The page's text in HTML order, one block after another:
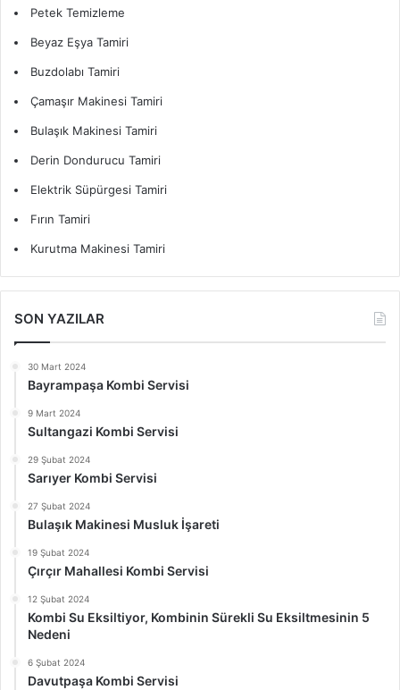
Petek Temizleme
Beyaz Eşya Tamiri
Buzdolabı Tamiri
Çamaşır Makinesi Tamiri
Bulaşık Makinesi Tamiri
Derin Dondurucu Tamiri
Elektrik Süpürgesi Tamiri
Fırın Tamiri
Kurutma Makinesi Tamiri
SON YAZILAR
30 Mart 2024
Bayrampaşa Kombi Servisi
9 Mart 2024
Sultangazi Kombi Servisi
29 Şubat 2024
Sarıyer Kombi Servisi
27 Şubat 2024
Bulaşık Makinesi Musluk İşareti
19 Şubat 2024
Çırçır Mahallesi Kombi Servisi
12 Şubat 2024
Kombi Su Eksiltiyor, Kombinin Sürekli Su Eksiltmesinin 5
Nedeni
6 Şubat 2024
Davutpaşa Kombi Servisi